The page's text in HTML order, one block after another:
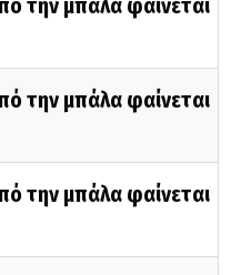
την μπάλα φαίνεται
την μπάλα φαίνεται
την μπάλα φαίνεται